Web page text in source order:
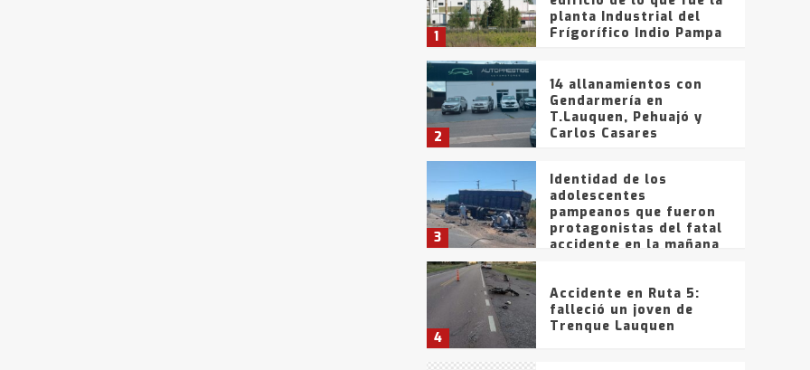
1
planta Industrial del
Frígorífico Indio Pampa
2
14 allanamientos con
Gendarmería en
T.Lauquen, Pehuajó y
Carlos Casares
3
Identidad de los
adolescentes
pampeanos que fueron
protagonistas del fatal
accidente en la mañana
4
Accidente en Ruta 5:
falleció un joven de
Trenque Lauquen